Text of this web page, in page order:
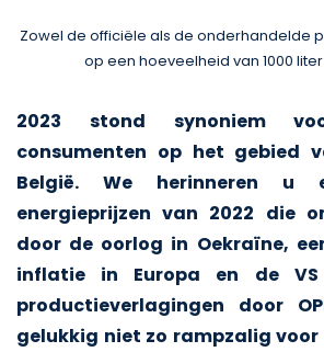
Zowel de officiële als de onderhandelde
op een hoeveelheid van 1000
2023 stond synoniem
consumenten op het gebied
België. We herinneren u
energieprijzen van 2022 die
door de oorlog in Oekraïne,
inflatie in Europa en de
productieverlagingen door
gelukkig niet zo rampzalig voor